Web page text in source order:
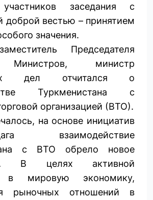
заседания с
доброй вестью – принятием
значения.
Председателя
Министров, министр
дел отчитался о
Туркменистана с
организацией (ВТО).
на основе инициатив
взаимодействие
с ВТО обрело новое
В целях активной
в мировую экономику,
рыночных отношений в